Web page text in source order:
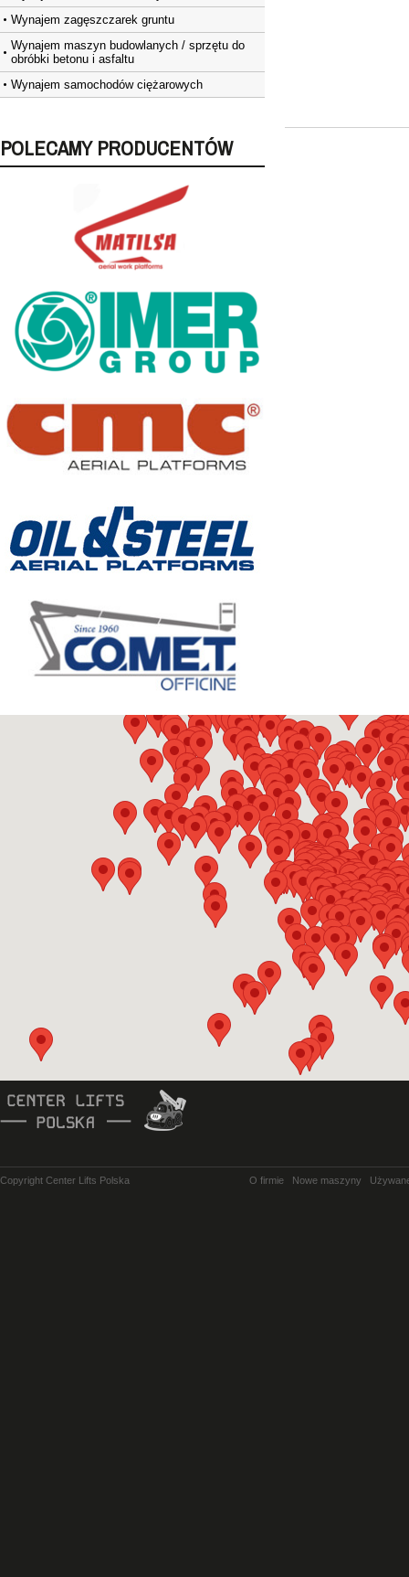
Wynajem zagęszczarek gruntu
Wynajem maszyn budowlanych / sprzętu do
obróbki betonu i asfaltu
Wynajem samochodów ciężarowych
POLECAMY PRODUCENTÓW
Copyright Center Lifts Polska O firmie Nowe maszyny